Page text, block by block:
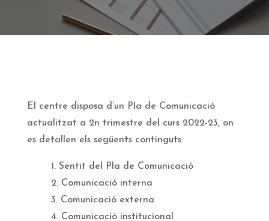
El centre disposa d’un Pla de Comunicació
actualitzat a 2n trimestre del curs 2022-23, on
es detallen els següents continguts:
1. Sentit del Pla de Comunicació
2. Comunicació interna
3. Comunicació externa
4. Comunicació institucional